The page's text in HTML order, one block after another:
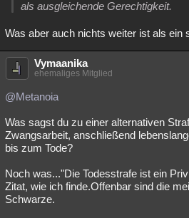
als ausgleichende Gerechtigkeit.
Was aber auch nichts weiter ist als ein
Vymaanika
ehemaliges Mitglied
@Metanoia
Was sagst du zu einer alternativen
Zwangsarbeit, anschließend
bis zum Tode?
Noch was..."Die Todesstrafe ist ein
Zitat, wie ich finde.Offenbar sind die
Schwarze.